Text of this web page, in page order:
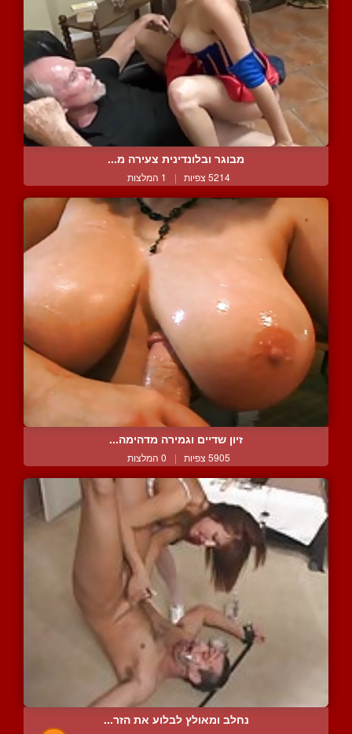
מבוגר ובלונדינית צעירה מ...
5214 צפיות | 1 המלצות
זיון שדיים וגמירה מדהימה...
5905 צפיות | 0 המלצות
נחלב ומאולץ לבלוע את הזר...